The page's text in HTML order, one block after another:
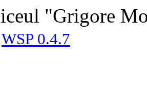
"Grigore
WSP 0.4.7